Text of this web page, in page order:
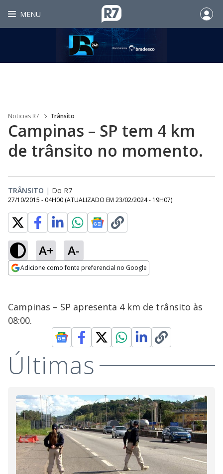
MENU
Noticias R7 Trânsito
Campinas – SP tem 4 km
de trânsito no momento.
TRÂNSITO | Do R7
27/10/2015 - 04H00 (ATUALIZADO EM 23/02/2024 - 19H07)
A+ A-
Adicione como fonte preferencial no Google
Campinas – SP apresenta 4 km de trânsito às
08:00.
Últimas